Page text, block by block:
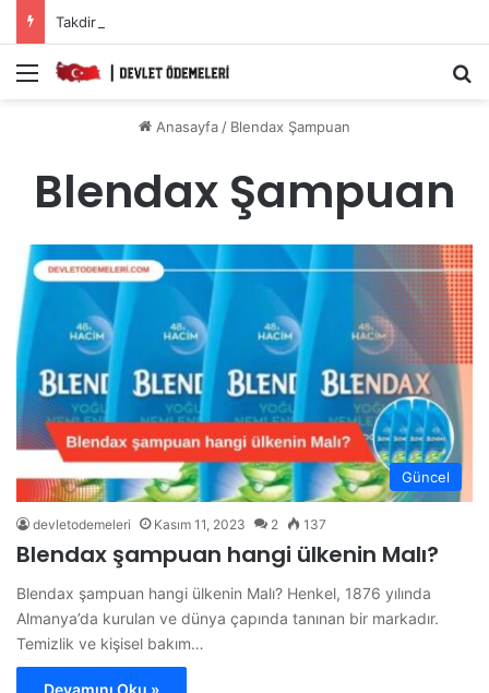
Menü
Anasayfa/ Blendax Şampuan
Blendax Şampuan
Güncel
devletodemeleri Kasım 11, 2023 2 137
Blendax şampuan hangi ülkenin Malı?
Blendax şampuan hangi ülkenin Malı? Henkel, 1876 yılında
Almanya’da kurulan ve dünya çapında tanınan bir markadır.
Temizlik ve kişisel bakım…
Devamını Oku »